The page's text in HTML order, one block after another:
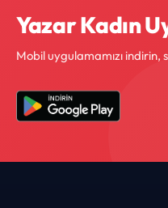
Yazar Kadın
Mobil uygulamamızı